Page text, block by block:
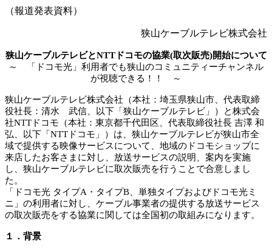
（報道発表資料）
狭山ケーブルテレビ株式会社
狭山ケーブルテレビとNTTドコモの協業(取次販売)開始について
～ 「ドコモ光」利用者でも狭山のコミュニティーチャンネル
が視聴できる！！
～
狭山ケーブルテレビ株式会社（本社：埼玉県狭山市、代表取締
役社長：清水 武信、以下「狭山ケーブルテレビ」）と株式会
社NTTドコモ（本社：東京都千代田区、代表取締役社長 吉澤 和
弘、以下「NTTドコモ」）は、狭山ケーブルテレビが狭山市全
域で提供する映像サービスについて、地域のドコモショップに
来店したお客さまに対し、放送サービスの説明、案内を実施
し、狭山ケーブルテレビに取次販売を行うことで合意しまし
た。
「ドコモ光 タイプA・タイプB、単独タイプおよびドコモ光ミ
ニ」の利用者に対し、ケーブル事業者の提供する放送サービス
の取次販売をする協業に関しては全国初の取組みになります。
１．背景